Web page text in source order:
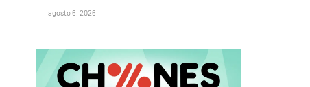
agosto 6, 2026